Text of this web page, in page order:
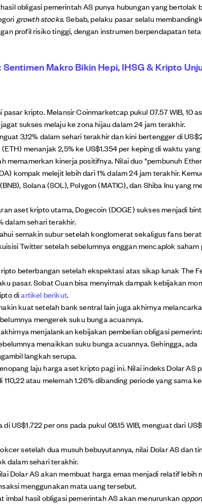
obligasi pemerintah AS punya hubungan yang bertolak
growth stocks. Sebab, pelaku pasar selalu
profil risiko tinggi, dengan instrumen berpendapatan
Sentimen Makro Bikin Hepi, IHSG & Kripto
pasar kripto. Melansir Coinmarketcap pukul 07.57 WIB, 10
sukses melaju ke zona hijau dalam 24 jam terakhir.
3,12% dalam sehari terakhir dan kini bertengger di
menanjak 2,5% ke US$1.354 per keping di waktu
memamerkan kinerja positifnya. Nilai duo "pembunuh
kompak melejit lebih dari 1% dalam 24 jam terakhir.
Solana (SOL), Polygon (MATIC), dan Shiba Inu yang
aset kripto utama, Dogecoin (DOGE) sukses menjadi
dalam sehari terakhir.
semakin subur setelah konglomerat sekaligus fans
Twitter setelah sebelumnya enggan mencaplok saham
beterbangan setelah ekspektasi atas sikap lunak The
pasar. Sobat Cuan bisa menyimak dampak kebijakan
diartikel berikut.
kuat setelah bank sentral lain juga akhirnya
mengerek suku bunga acuannya.
menjalankan kebijakan pembelian obligasi
menaikkan suku bunga acuannya. Sehingga, ada
langkah serupa.
laju harga aset kripto pagi ini. Nilai indeks Dolar AS
atau melemah 1.26% dibanding periode yang sama
US$1.722 per ons pada pukul 08.15 WIB, menguat dari
setelah dua musuh bebuyutannya, nilai Dolar AS dan
dalam sehari terakhir.
Dolar AS akan membuat harga emas menjadi relatif lebih
menggunakan mata uang tersebut.
imbal hasil obligasi pemerintah AS akan menurunkan